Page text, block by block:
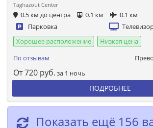
Taghazout Center
0.5 км до центра 0.1 км
0.1 км
Парковка
Хорошее расположение
Низкая цена
По отзывам
От720 руб. за 1 ночь
ПОДРОБНЕЕ
Показать ещё 156